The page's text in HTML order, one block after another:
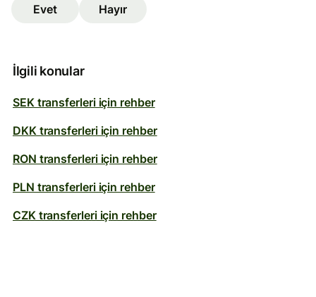
Evet Hayır
İlgili konular
SEK transferleri için rehber
DKK transferleri için rehber
RON transferleri için rehber
PLN transferleri için rehber
CZK transferleri için rehber